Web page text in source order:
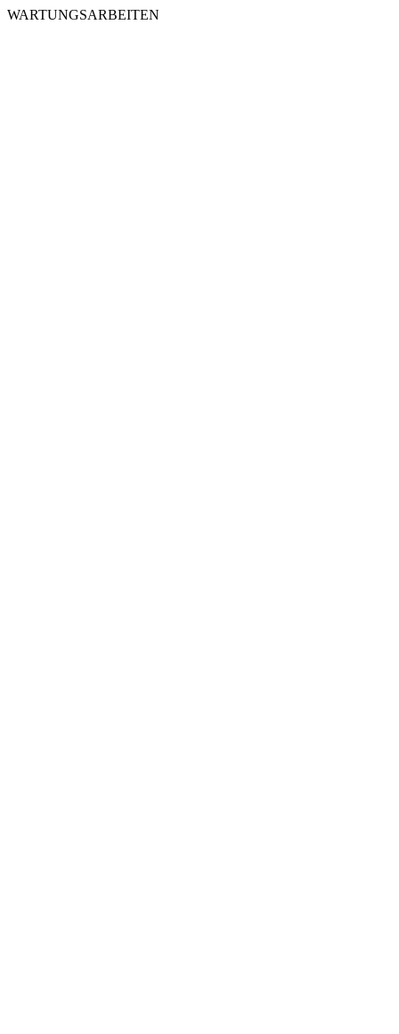
WARTUNGSARBEITEN